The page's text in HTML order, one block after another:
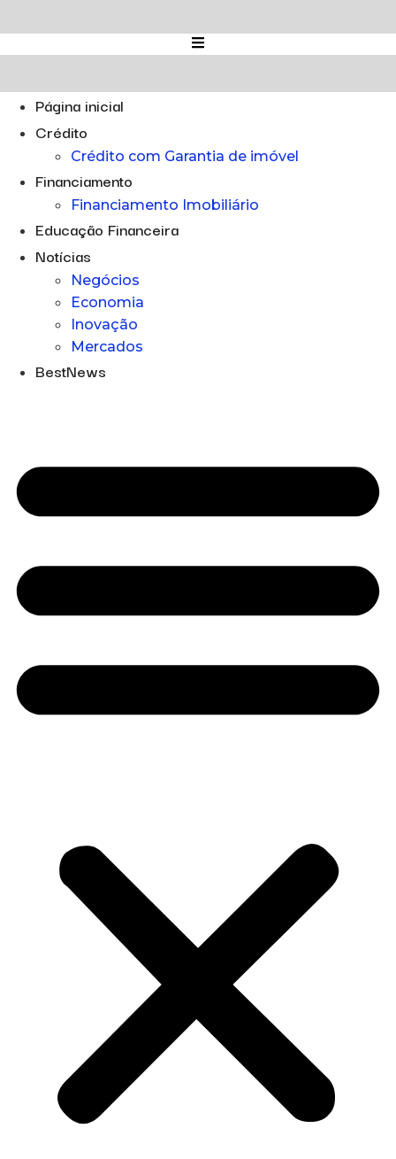
para
o
Página inicial
Crédito
Crédito com Garantia de imóvel
Financiamento
Financiamento Imobiliário
Educação Financeira
Notícias
Negócios
Economia
Inovação
Mercados
BestNews